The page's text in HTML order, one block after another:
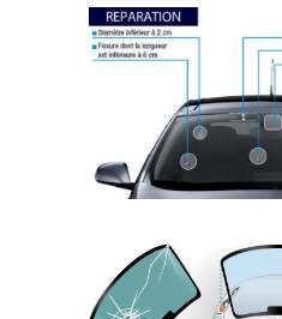
left
blank